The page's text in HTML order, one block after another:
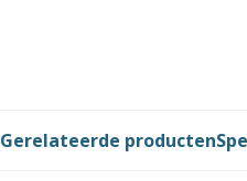
Gerelateerde producten